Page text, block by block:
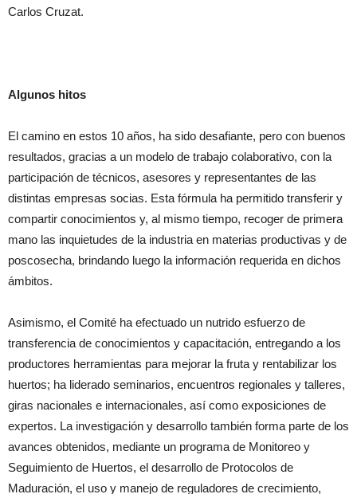
Carlos Cruzat.
Algunos hitos
El camino en estos 10 años, ha sido desafiante, pero con buenos
resultados, gracias a un modelo de trabajo colaborativo, con la
participación de técnicos, asesores y representantes de las
distintas empresas socias. Esta fórmula ha permitido transferir y
compartir conocimientos y, al mismo tiempo, recoger de primera
mano las inquietudes de la industria en materias productivas y de
poscosecha, brindando luego la información requerida en dichos
ámbitos.
Asimismo, el Comité ha efectuado un nutrido esfuerzo de
transferencia de conocimientos y capacitación, entregando a los
productores herramientas para mejorar la fruta y rentabilizar los
huertos; ha liderado seminarios, encuentros regionales y talleres,
giras nacionales e internacionales, así como exposiciones de
expertos. La investigación y desarrollo también forma parte de los
avances obtenidos, mediante un programa de Monitoreo y
Seguimiento de Huertos, el desarrollo de Protocolos de
Maduración, el uso y manejo de reguladores de crecimiento,